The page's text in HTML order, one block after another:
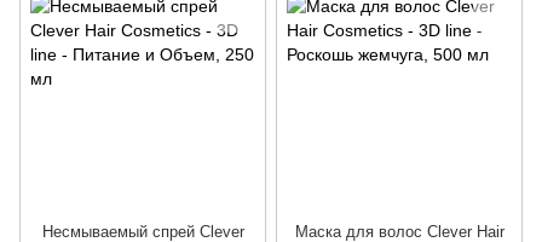
Несмываемый спрей Clever
Маска для волос Clever Hair